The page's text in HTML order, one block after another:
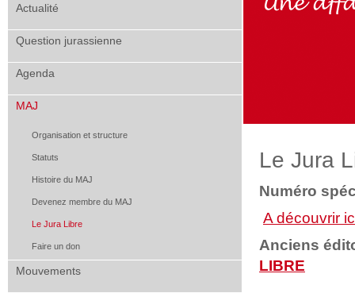
Actualité
Question jurassienne
Agenda
MAJ
Organisation et structure
Statuts
Histoire du MAJ
Devenez membre du MAJ
Le Jura Libre
Faire un don
Mouvements
Le Jura
Numéro
A découvrir
Anciens
LIBRE